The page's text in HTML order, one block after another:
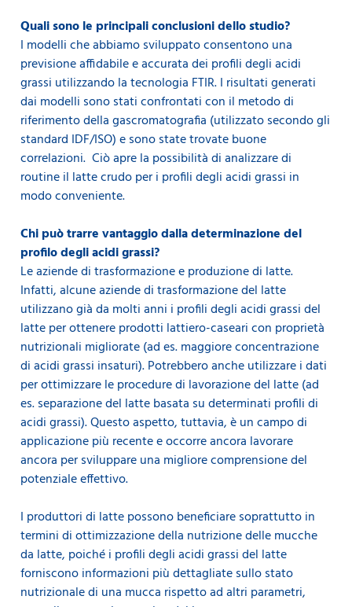
Quali sono le principali conclusioni dello studio?
I modelli che abbiamo sviluppato consentono una
previsione affidabile e accurata dei profili degli acidi
grassi utilizzando la tecnologia FTIR. I risultati generati
dai modelli sono stati confrontati con il metodo di
riferimento della gascromatografia (utilizzato secondo gli
standard IDF/ISO) e sono state trovate buone
correlazioni. Ciò apre la possibilità di analizzare di
routine il latte crudo per i profili degli acidi grassi in
modo conveniente.
Chi può trarre vantaggio dalla determinazione del
profilo degli acidi grassi?
Le aziende di trasformazione e produzione di latte.
Infatti, alcune aziende di trasformazione del latte
utilizzano già da molti anni i profili degli acidi grassi del
latte per ottenere prodotti lattiero-caseari con proprietà
nutrizionali migliorate (ad es. maggiore concentrazione
di acidi grassi insaturi). Potrebbero anche utilizzare i dati
per ottimizzare le procedure di lavorazione del latte (ad
es. separazione del latte basata su determinati profili di
acidi grassi). Questo aspetto, tuttavia, è un campo di
applicazione più recente e occorre ancora lavorare
ancora per sviluppare una migliore comprensione del
potenziale effettivo.
I produttori di latte possono beneficiare soprattutto in
termini di ottimizzazione della nutrizione delle mucche
da latte, poiché i profili degli acidi grassi del latte
forniscono informazioni più dettagliate sullo stato
nutrizionale di una mucca rispetto ad altri parametri,